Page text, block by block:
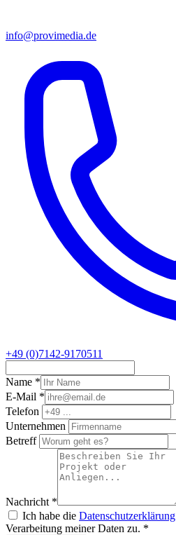
info@provimedia.de
+49 (0)7142-9170511
Name *
E-Mail *
Telefon
Unternehmen
Betreff
Nachricht *
Ich habe die Datenschutzerklärung
Verarbeitung meiner Daten zu. *